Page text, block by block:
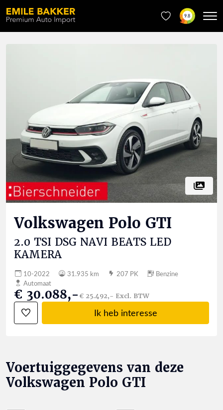
9.8
Volkswagen Polo GTI
2.0 TSI DSG NAVI BEATS LED
KAMERA
10-2022 31.935 km 207 PK
Benzine
Automaat
€ 30.088,-€ 25.492,- Excl. BTW
Ik heb interesse
Voertuiggegevens van deze
Volkswagen Polo GTI